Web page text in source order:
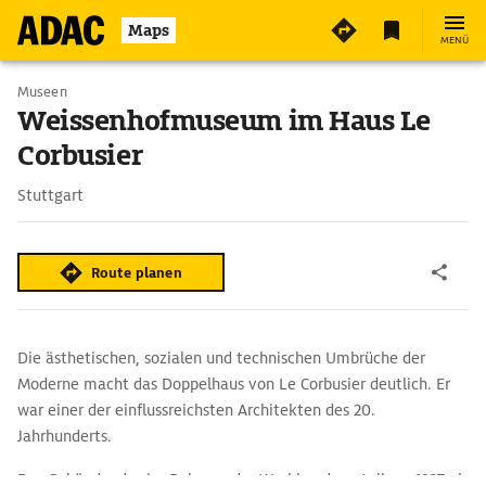
Maps MENÜ
Museen
Weissenhofmuseum im Haus Le
Corbusier
Stuttgart
Route planen
Die ästhetischen, sozialen und technischen Umbrüche der
Moderne macht das Doppelhaus von Le Corbusier deutlich. Er
war einer der einflussreichsten Architekten des 20.
Jahrhunderts.
Das Gebäude, das im Rahmen der Werkbundausstellung 1927 als